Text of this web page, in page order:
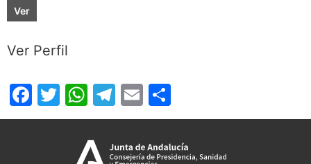
Ver
Ver Perfil
Facebook
Twitter
WhatsApp
Telegram
Email